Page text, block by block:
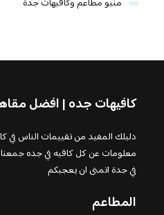
كافيهات جده | افضل
دليلك المفيد من تقييمات الناس في
معلومات عن كل كافيه في جده
في جدة اتمنى ان يعجبكم
المطاعم